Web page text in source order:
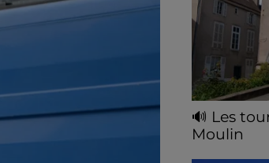
🔊 Les
Moulin